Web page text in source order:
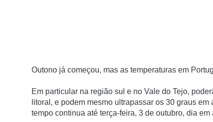
Outono já começou, mas as temperaturas em
Em particular na região sul e no Vale do Tejo,
litoral, e podem mesmo ultrapassar os 30 graus
tempo continua até terça-feira, 3 de outubro, dia